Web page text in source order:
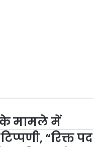
के मामले में
“रिक्त पद